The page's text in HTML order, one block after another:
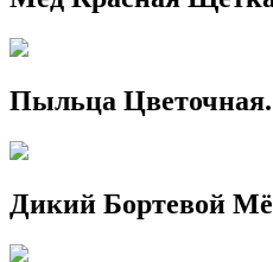
Пыльца Цветочная.
Дикий Бортевой